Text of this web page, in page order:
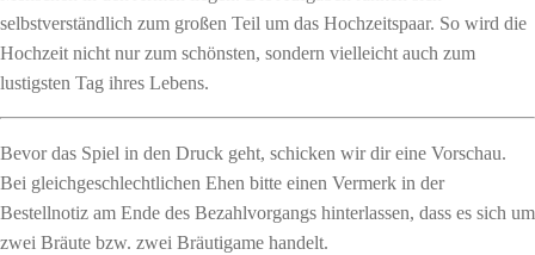
selbstverständlich zum großen Teil um das Hochzeitspaar. So wird die
Hochzeit nicht nur zum schönsten, sondern vielleicht auch zum
lustigsten Tag ihres Lebens.
Bevor das Spiel in den Druck geht, schicken wir dir eine Vorschau.
Bei gleichgeschlechtlichen Ehen bitte einen Vermerk in der
Bestellnotiz am Ende des Bezahlvorgangs hinterlassen, dass es sich um
zwei Bräute bzw. zwei Bräutigame handelt.